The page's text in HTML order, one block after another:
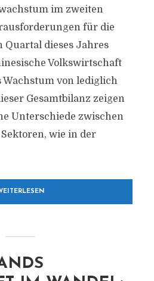
im zweiten
für die
dieses Jahres
Volkswirtschaft
Wachstum von lediglich
Gesamtbilanz zeigen
Unterschiede zwischen
wie in der